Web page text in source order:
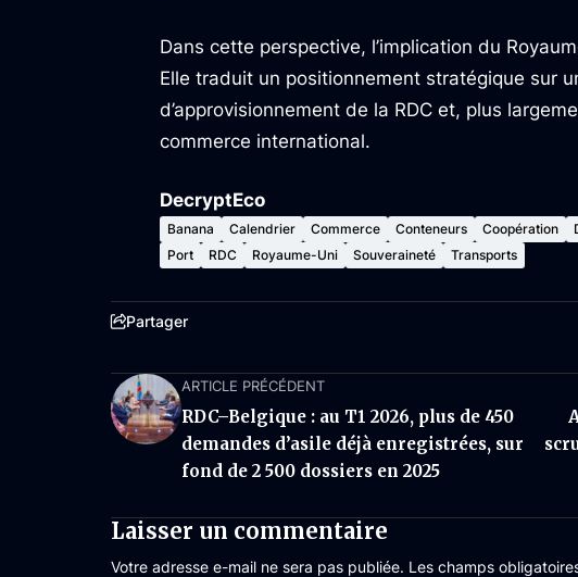
Dans cette perspective, l’implication du
Elle traduit un positionnement stratégique sur
d’approvisionnement de la RDC et, plus
commerce international.
DecryptEco
Banana Calendrier Commerce Conteneurs Coopération
Port
RDC Royaume-Uni Souveraineté Transports
Partager
ARTICLE PRÉCÉDENT
RDC–Belgique : au T1 2026, plus de 450
demandes d’asile déjà enregistrées, sur
fond de 2 500 dossiers en 2025
Laisser un commentaire
Votre adresse e-mail ne sera pas publiée. Les champs